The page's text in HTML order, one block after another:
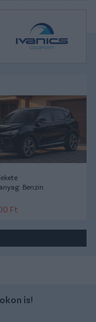
Benzin
Ft
is!